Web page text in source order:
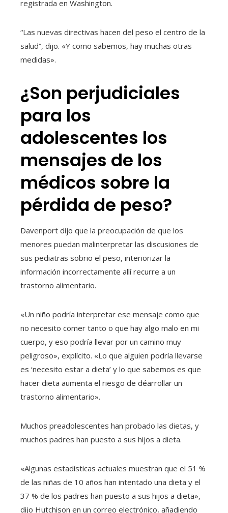
registrada en Washington.
“Las nuevas directivas hacen del peso el centro de la
salud”, dijo. «Y como sabemos, hay muchas otras
medidas».
¿Son perjudiciales
para los
adolescentes los
mensajes de los
médicos sobre la
pérdida de peso?
Davenport dijo que la preocupación de que los
menores puedan malinterpretar las discusiones de
sus pediatras sobrio el peso, interiorizar la
información incorrectamente allí recurre a un
trastorno alimentario.
«Un niño podría interpretar ese mensaje como que
no necesito comer tanto o que hay algo malo en mi
cuerpo, y eso podría llevar por un camino muy
peligroso», explícito. «Lo que alguien podría llevarse
es ‘necesito estar a dieta’ y lo que sabemos es que
hacer dieta aumenta el riesgo de déarrollar un
trastorno alimentario».
Muchos preadolescentes han probado las dietas, y
muchos padres han puesto a sus hijos a dieta.
«Algunas estadísticas actuales muestran que el 51 %
de las niñas de 10 años han intentado una dieta y el
37 % de los padres han puesto a sus hijos a dieta»,
dijo Hutchison en un correo electrónico, añadiendo